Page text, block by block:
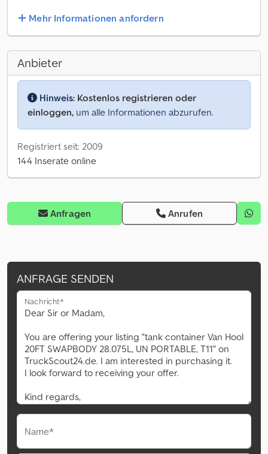
Mehr Informationen anfordern
Anbieter
Hinweis: Kostenlos registrieren oder
einloggen, um alle Informationen abzurufen.
Registriert seit: 2009
144 Inserate online
Anfragen Anrufen
ANFRAGE SENDEN
Nachricht*
Name*